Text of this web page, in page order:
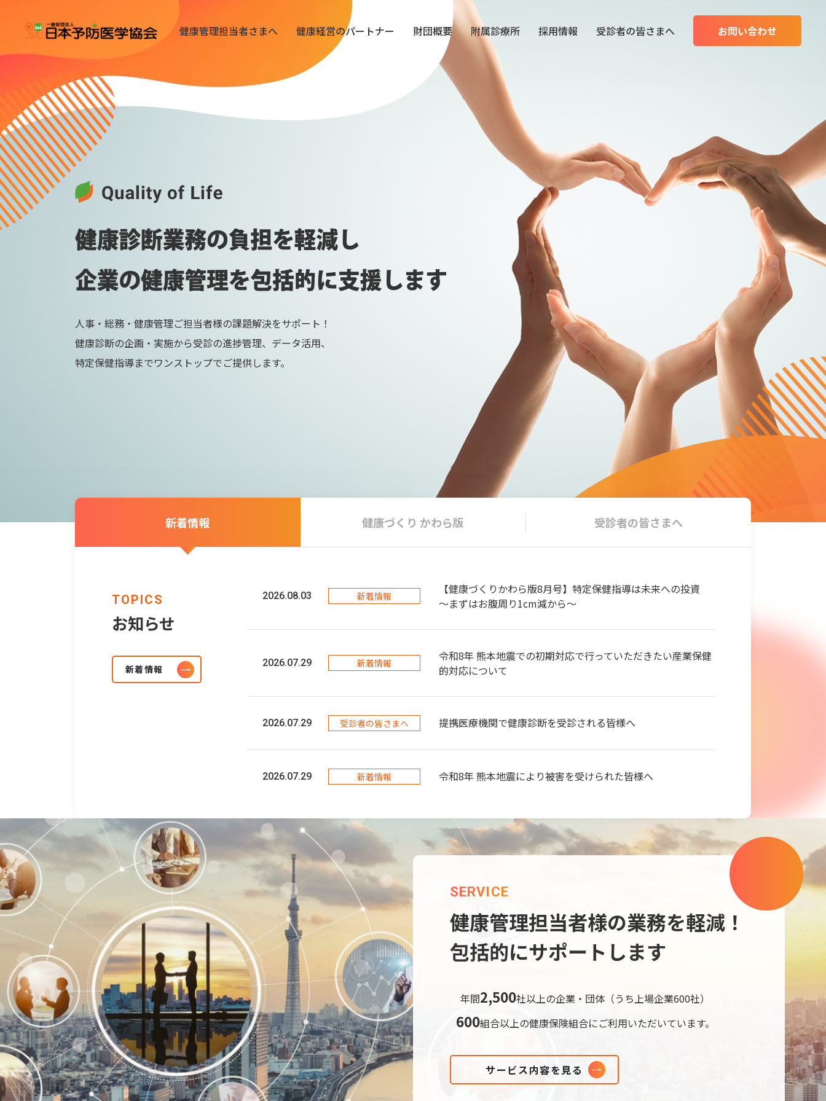
健康管理担当者さまへ 健康経営のパートナー 財団概要 附属診療所 採用情報 受診者の皆さまへ お問い合わせ
人事・総務・健康管理ご担当者様の課題解決をサポート！
健康診断の企画・実施から受診の進捗管理、データ活用、
特定保健指導までワンストップでご提供します。
新着情報 健康づくり かわら版 受診者の皆さまへ
TOPICS
お知らせ
新着情報
2026.08.03 新着情報
【健康づくりかわら版8月号】特定保健指導は未来への投資
～まずはお腹周り1cm減から～
2026.07.29 新着情報
令和8年 熊本地震での初期対応で行っていただきたい産業保健
的対応について
2026.07.29 受診者の皆さまへ 提携医療機関で健康診断を受診される皆様へ
2026.07.29 新着情報 令和8年 熊本地震により被害を受けられた皆様へ
SERVICE
健康管理担当者様の業務を軽減！
包括的にサポートします
年間2,500社以上の企業・団体 （うち上場企業600社）
600組合以上の健康保険組合にご利用いただいています。
サービス内容を見る